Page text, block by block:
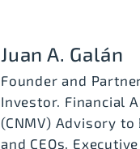
Juan A. Galán
Founder and
Investor. Financial
(CNMV) Advisory to
and CEOs.